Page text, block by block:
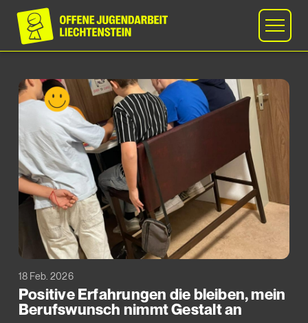
18 Feb. 2026
Positive Erfahrungen die bleiben, mein
Berufswunsch nimmt Gestalt an